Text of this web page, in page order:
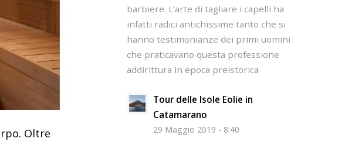
Oltre
barbiere. L’arte di tagliare i capelli ha
infatti radici antichissime tanto che si
hanno testimonianze dei primi uomini
che praticavano questa professione
addirittura in epoca preistorica
Tour delle Isole Eolie in
Catamarano
29 Maggio 2019 - 8:40